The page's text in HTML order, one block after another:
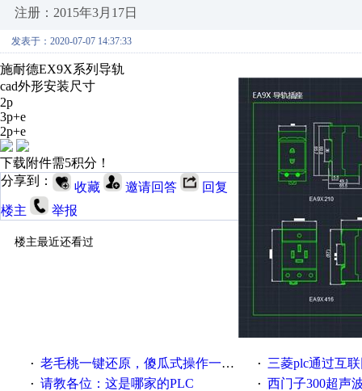
注册：2015年3月17日
发表于：2020-07-07 14:37:33
施耐德EX9X系列导轨
cad外形安装尺寸
2p
3p+e
2p+e
下载附件需5积分！
分享到：
收藏 邀请回答
回复
楼主
举报
楼主最近还看过
· 老毛桃一键还原，傻瓜式操作一键轻松备份还原；程序为向导式安装，一键即可实现自动备份或还原系统。 · 三菱plc通过互联网实现plc
· 请教各位：这是哪家的PLC · 西门子300超声波